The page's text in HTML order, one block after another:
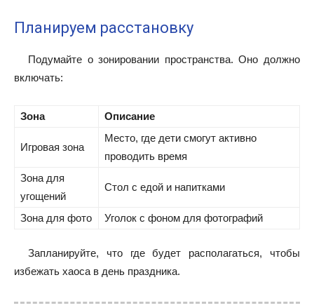
Планируем расстановку
Подумайте о зонировании пространства. Оно должно
включать:
Зона Описание
Игровая зона
Место, где дети смогут активно
проводить время
Зона для
угощений
Стол с едой и напитками
Зона для фото Уголок с фоном для фотографий
Запланируйте, что где будет располагаться, чтобы
избежать хаоса в день праздника.